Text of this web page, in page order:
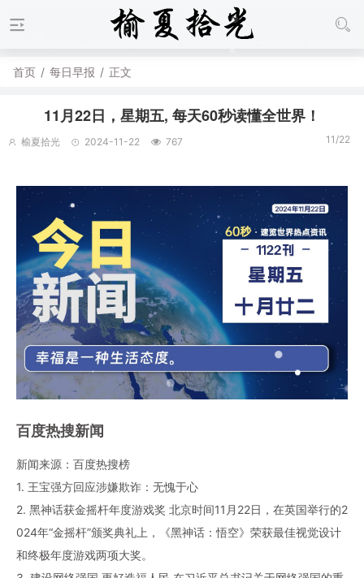
首页 / 每日早报 / 正文
11月22日，星期五, 每天60秒读懂全世界！
榆夏拾光 2024-11-22 767 11/22
百度热搜新闻
新闻来源：百度热搜榜
1. 王宝强方回应涉嫌欺诈：无愧于心
2. 黑神话获金摇杆年度游戏奖 北京时间11月22日，在英国举行的2
024年“金摇杆”颁奖典礼上，《黑神话：悟空》荣获最佳视觉设计
和终极年度游戏两项大奖。